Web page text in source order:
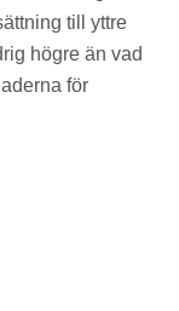
till yttre
högre än vad
för